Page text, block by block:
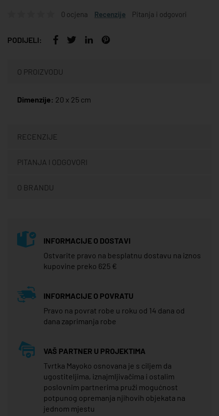
0 ocjena Recenzije Pitanja i odgovori
PODIJELI:
O PROIZVODU
Dimenzije: 20 x 25 cm
RECENZIJE
PITANJA I ODGOVORI
O BRANDU
INFORMACIJE O DOSTAVI
Ostvarite pravo na besplatnu dostavu na iznos
kupovine preko 625 €
INFORMACIJE O POVRATU
Pravo na povrat robe u roku od 14 dana od
dana zaprimanja robe
VAŠ PARTNER U PROJEKTIMA
Tvrtka Mayoko osnovana je s ciljem da
ugostiteljima, iznajmljivačima i ostalim
poslovnim partnerima pruži mogućnost
potpunog opremanja njihovih objekata na
jednom mjestu